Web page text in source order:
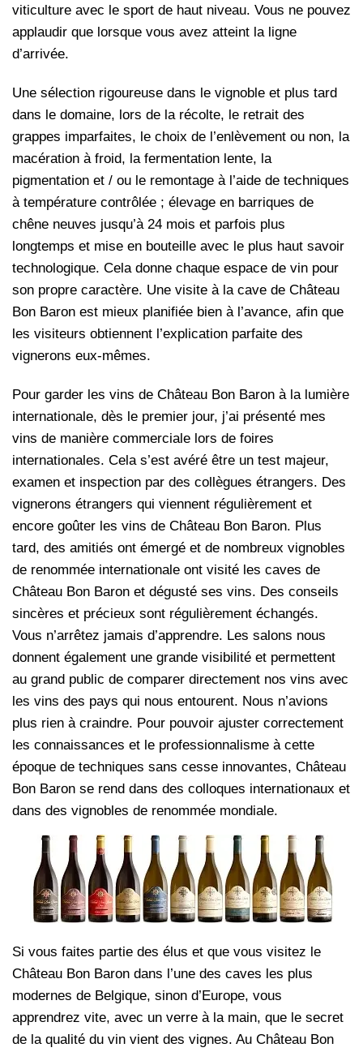
viticulture avec le sport de haut niveau. Vous ne pouvez
applaudir que lorsque vous avez atteint la ligne
d’arrivée.
Une sélection rigoureuse dans le vignoble et plus tard
dans le domaine, lors de la récolte, le retrait des
grappes imparfaites, le choix de l’enlèvement ou non, la
macération à froid, la fermentation lente, la
pigmentation et / ou le remontage à l’aide de techniques
à température contrôlée ; élevage en barriques de
chêne neuves jusqu’à 24 mois et parfois plus
longtemps et mise en bouteille avec le plus haut savoir
technologique. Cela donne chaque espace de vin pour
son propre caractère. Une visite à la cave de Château
Bon Baron est mieux planifiée bien à l’avance, afin que
les visiteurs obtiennent l’explication parfaite des
vignerons eux-mêmes.
Pour garder les vins de Château Bon Baron à la lumière
internationale, dès le premier jour, j’ai présenté mes
vins de manière commerciale lors de foires
internationales. Cela s’est avéré être un test majeur,
examen et inspection par des collègues étrangers. Des
vignerons étrangers qui viennent régulièrement et
encore goûter les vins de Château Bon Baron. Plus
tard, des amitiés ont émergé et de nombreux vignobles
de renommée internationale ont visité les caves de
Château Bon Baron et dégusté ses vins. Des conseils
sincères et précieux sont régulièrement échangés.
Vous n’arrêtez jamais d’apprendre. Les salons nous
donnent également une grande visibilité et permettent
au grand public de comparer directement nos vins avec
les vins des pays qui nous entourent. Nous n’avions
plus rien à craindre. Pour pouvoir ajuster correctement
les connaissances et le professionnalisme à cette
époque de techniques sans cesse innovantes, Château
Bon Baron se rend dans des colloques internationaux et
dans des vignobles de renommée mondiale.
Si vous faites partie des élus et que vous visitez le
Château Bon Baron dans l’une des caves les plus
modernes de Belgique, sinon d’Europe, vous
apprendrez vite, avec un verre à la main, que le secret
de la qualité du vin vient des vignes. Au Château Bon